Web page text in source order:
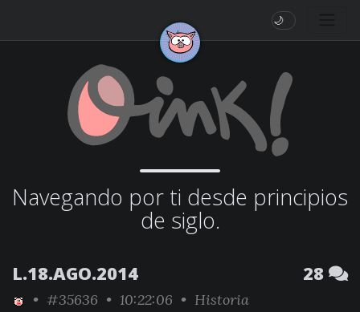
🌙
Navegando por ti desde principios
de siglo.
L.18.AGO.2014 28
• #35636 • 10:22:06 • Historia